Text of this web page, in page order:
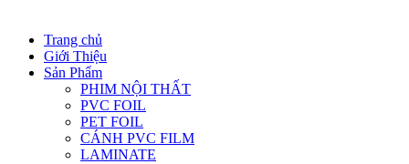
Trang chủ
Giới Thiệu
Sản Phẩm
PHIM NỘI THẤT
PVC FOIL
PET FOIL
CÁNH PVC FILM
LAMINATE